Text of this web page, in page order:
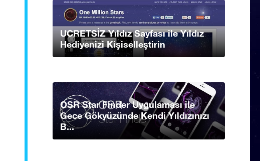
UCRETSİZ Yıldız Sayfası ile Yıldız
Hediyenizi Kişiselleştirin
OSR Star Finder Uygulaması ile
Gece Gökyüzünde Kendi Yıldızınızı
B...